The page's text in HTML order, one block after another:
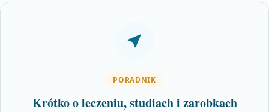
PORADNIK
Krótko o leczeniu, studiach i zarobkach